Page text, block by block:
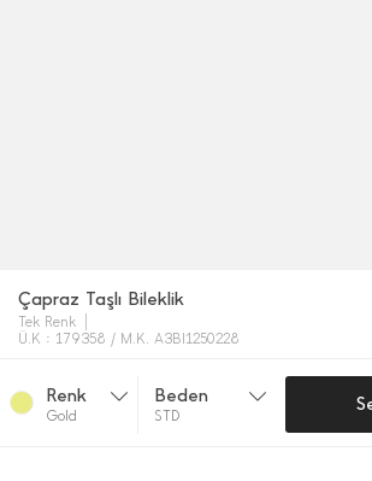
Çapraz Taşlı Bileklik
Tek Renk
Ü.K : 179358 / M.K. A3BI1250228
Renk
Gold
Beden
STD